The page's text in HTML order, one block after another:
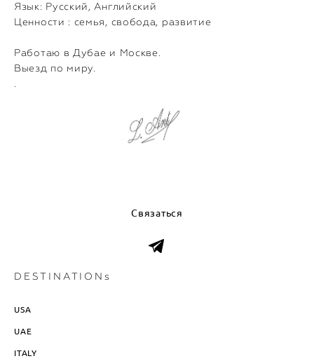
Язык: Русский, Английский
Ценности : семья, свобода, развитие
Работаю в Дубае и Москве.
Выезд по миру.
Связаться
DESTINATIONs
USA
UAE
ITALY